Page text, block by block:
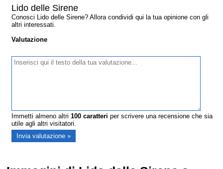
Lido delle Sirene
Conosci Lido delle Sirene? Allora condividi qui la tua opinione con gli
altri interessati.
Valutazione
Immetti almeno altri100 caratteri per scrivere una recensione che sia
utile agli altri visitatori.